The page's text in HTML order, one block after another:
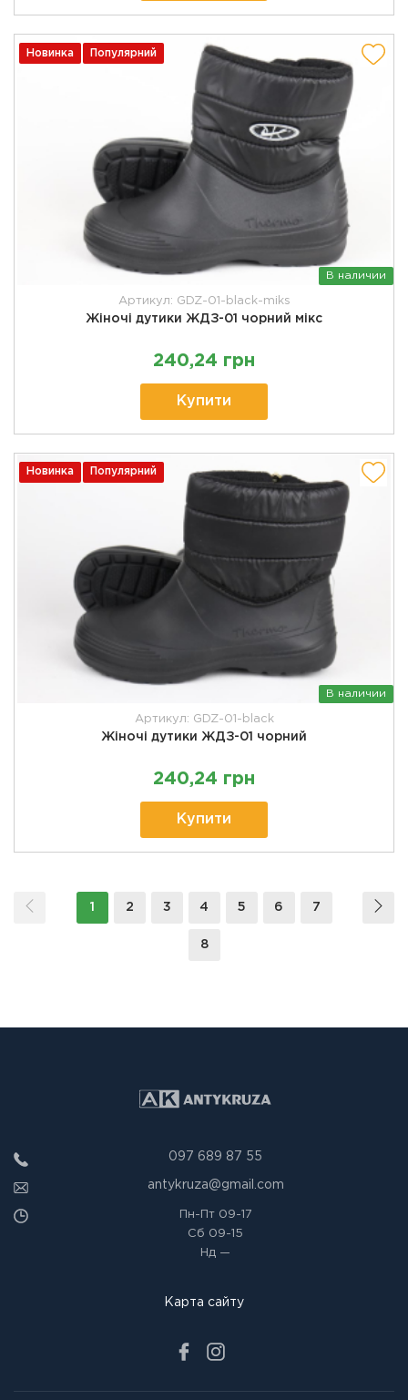
Новинка Популярний
В наличии
Артикул: GDZ-01-black-miks
Жіночі дутики ЖДЗ-01 чорний мікс
240,24 грн
Купити
Новинка Популярний
В наличии
Артикул: GDZ-01-black
Жіночі дутики ЖДЗ-01 чорний
240,24 грн
Купити
1 2 3 4 5 6 7
8
097 689 87 55
antykruza@gmail.com
Пн-Пт09-17
Сб 09-15
Нд —
Карта сайту